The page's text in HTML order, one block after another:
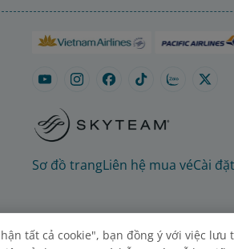
Sơ đồ trangLiên hệ mua véCài
tất cả cookie", bạn đồng ý với việc